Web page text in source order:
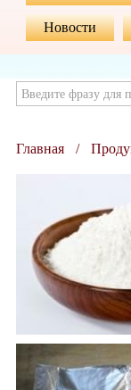
Новости
Главная